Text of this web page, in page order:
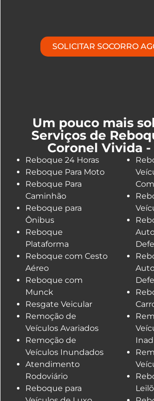
SOLICITAR SOCORRO
Um pouco mais
Serviços de
Coronel Vivida -
Reboque 24 Horas
Reboque Para Moto
Reboque Para
Caminhão
Reboque para
Ônibus
Reboque
Plataforma
Reboque com Cesto
Aéreo
Reboque com
Munck
Resgate Veicular
Remoção de
Veículos Avariados
Remoção de
Veículos Inundados
Atendimento
Rodoviário
Reboque para